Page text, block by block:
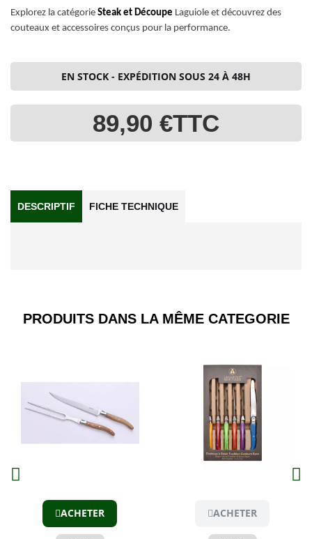
Explorez la catégorie Steak et Découpe Laguiole et découvrez des
couteaux et accessoires conçus pour la performance.
EN STOCK - EXPÉDITION SOUS 24 À 48H
89,90 €TTC
DESCRIPTIF FICHE TECHNIQUE
PRODUITS DANS LA MÊME CATEGORIE​
ACHETER
Aperçu
ACHETER